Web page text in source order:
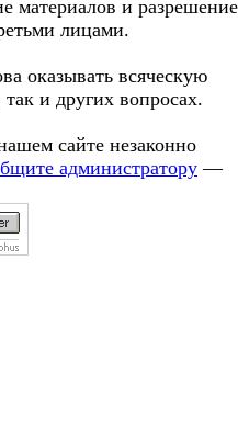
материалов и разрешение
лицами.
оказывать всяческую
и других вопросах.
сайте незаконно
администратору —